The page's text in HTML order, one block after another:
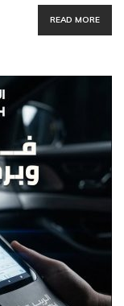
READ MORE